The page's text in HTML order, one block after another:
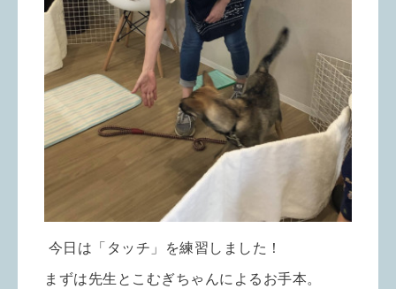
今日は「タッチ」を練習しました！
まずは先生とこむぎちゃんによるお手本。